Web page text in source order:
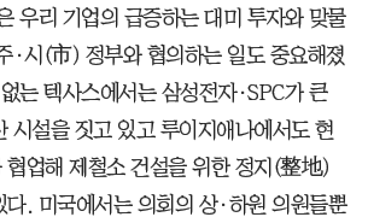
우리 기업의 급증하는 대미 투자와 맞물
·시(市) 정부와 협의하는 일도 중요해졌
는 텍사스에서는 삼성전자·SPC가 큰
시설을 짓고 있고 루이지애나에서도 현
협업해 제철소 건설을 위한 정지(整地)
다. 미국에서는 의회의 상·하원 의원들뿐